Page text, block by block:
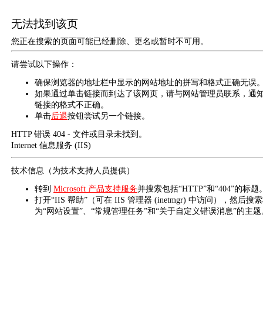
无法找到该页
您正在搜索的页面可能已经删除、更名或暂时不可用。
请尝试以下操作：
确保浏览器的地址栏中显示的网站地址的拼写和格式正确无误
如果通过单击链接而到达了该网页，请与网站管理员联系，通
链接的格式不正确。
单击后退按钮尝试另一个链接。
HTTP 错误 404 - 文件或目录未找到。
Internet 信息服务 (IIS)
技术信息（为技术支持人员提供）
转到 Microsoft 产品支持服务并搜索包括“HTTP”和“404”的标题
打开“IIS 帮助”（可在 IIS 管理器 (inetmgr) 中访问），然后搜
为“网站设置”、“常规管理任务”和“关于自定义错误消息”的主题